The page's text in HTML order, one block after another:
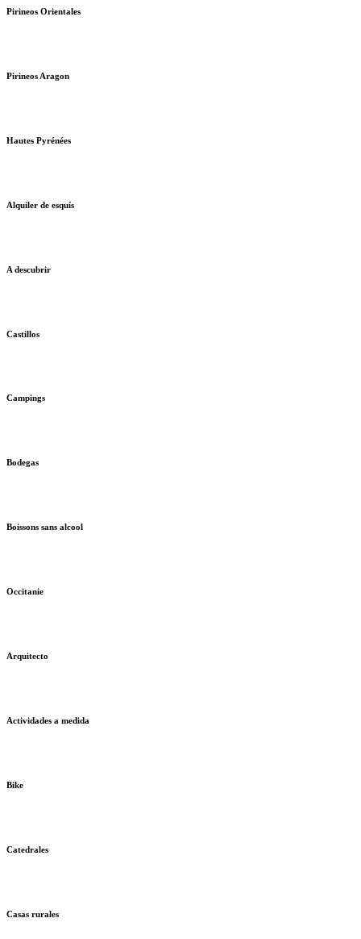
Pirineos Orientales
Pirineos Aragon
Hautes Pyrénées
Alquiler de esquís
A descubrir
Castillos
Campings
Bodegas
Boissons sans alcool
Occitanie
Arquitecto
Actividades a medida
Bike
Catedrales
Casas rurales